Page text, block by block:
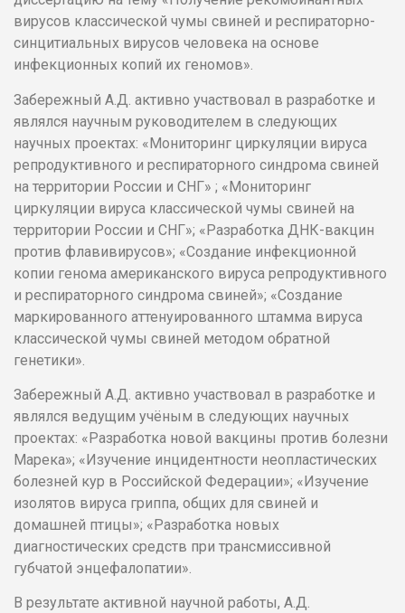
вирусов классической чумы свиней и респираторно-
синцитиальных вирусов человека на основе
инфекционных копий их геномов».
Забережный А.Д. активно участвовал в разработке и
являлся научным руководителем в следующих
научных проектах: «Мониторинг циркуляции вируса
репродуктивного и респираторного синдрома свиней
на территории России и СНГ» ; «Мониторинг
циркуляции вируса классической чумы свиней на
территории России и СНГ»; «Разработка ДНК-вакцин
против флавивирусов»; «Создание инфекционной
копии генома американского вируса репродуктивного
и респираторного синдрома свиней»; «Создание
маркированного аттенуированного штамма вируса
классической чумы свиней методом обратной
генетики».
Забережный А.Д. активно участвовал в разработке и
являлся ведущим учёным в следующих научных
проектах: «Разработка новой вакцины против болезни
Марека»; «Изучение инцидентности неопластических
болезней кур в Российской Федерации»; «Изучение
изолятов вируса гриппа, общих для свиней и
домашней птицы»; «Разработка новых
диагностических средств при трансмиссивной
губчатой энцефалопатии».
В результате активной научной работы, А.Д.